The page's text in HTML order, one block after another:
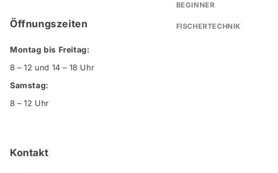
Öffnungszeiten
Montag bis Freitag:
8 – 12 und 14 – 18 Uhr
Samstag:
8 – 12 Uhr
Kontakt
BEGINNER
FISCHERTECHNIK